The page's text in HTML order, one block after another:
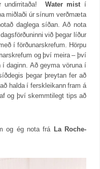
undirritaða! Water mist í
miðlaði úr sínum verðmæta
daglega síðan. Að nota
við þegar líður
í förðunarskrefum. Hörpu
og því meira – því
í daginn. Að geyma vöruna í
þegar þreytan fer að
halda í ferskleikann fram á
og því skemmtilegt tips að
og ég nota frá
La Roche-